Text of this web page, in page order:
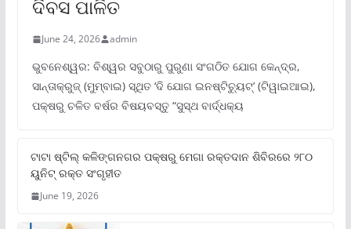
ଦିବସ ପାଳିତ
June 24, 2026 admin
ଭୁବନେଶ୍ୱର: ବିଶ୍ୱର ସବୁଠାରୁ ପୁରୁଣା ସଂଗଠିତ ଯୋଗ କେନ୍ଦ୍ର,
ସାନ୍ତାକ୍ରୁଜ୍ (ମୁମ୍ବାଇ) ସ୍ଥିତ ‘ଦି ଯୋଗ ଇନଷ୍ଟିଚ୍ୟୁଟ୍‌’ (ଟିୱାଇଆଇ),
ପକ୍ଷରୁ ଚଳିତ ବର୍ଷର ବିଷୟବସ୍ତୁ “ସୁସ୍ଥ ବାର୍ଦ୍ଧକ୍ୟ
ଟାଟା ଷ୍ଟିଲ୍‌ କଳିଙ୍ଗନଗର ପକ୍ଷରୁ ମେଗା ରକ୍ତଦାନ ଶିବିରରେ ୨୮୦
ୟୁନିଟ୍‌ ରକ୍ତ ସଂଗୃହୀତ
June 19, 2026